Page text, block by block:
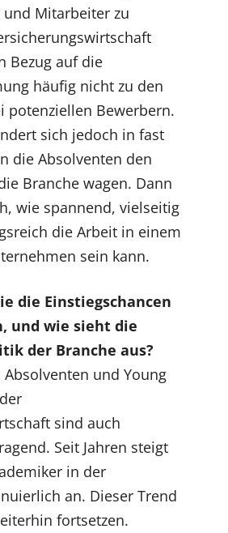
Mitarbeiter zu
Bezug auf die
häufig nicht zu den
potenziellen Bewerbern.
sich jedoch in fast
die Absolventen den
Branche wagen. Dann
wie spannend, vielseitig
die Arbeit in einem
sein kann.
die Einstiegschancen
und wie sieht die
der Branche aus?
Absolventen und Young
sind auch
Seit Jahren steigt
in der
an. Dieser Trend
fortsetzen.